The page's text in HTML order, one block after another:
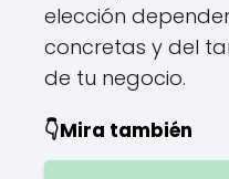
elección
concretas y del
de tu negocio.
👇Mira también